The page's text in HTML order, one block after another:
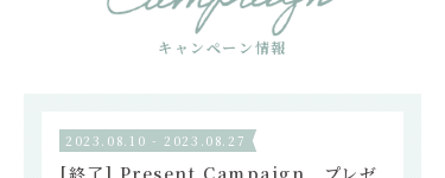
キャンペーン情報
2023.08.10 - 2023.08.27